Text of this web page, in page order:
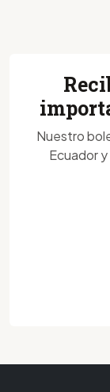
Nuestro
Ecuador